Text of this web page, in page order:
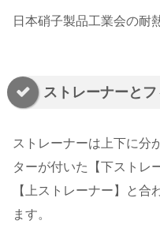
日本硝子製品工業会の耐
ストレーナーと
ストレーナーは上下に分
ターが付いた【下ストレ
【上ストレーナー】と
ます。